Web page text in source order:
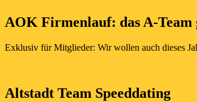
AOK Firmenlauf: das A-Team
Exklusiv für Mitglieder: Wir wollen auch dieses
Altstadt Team Speeddating